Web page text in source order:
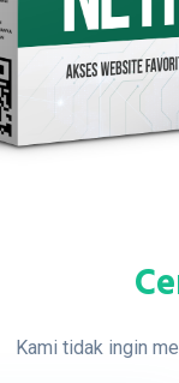
Kami tidak ingin